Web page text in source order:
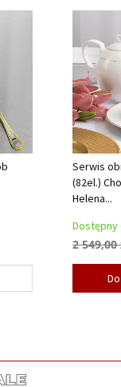
Serwis
(82el.)
Helena...
Dostępny
2 549,00